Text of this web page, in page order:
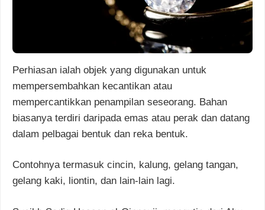
Perhiasan ialah objek yang digunakan untuk
mempersembahkan kecantikan atau
mempercantikkan penampilan seseorang. Bahan
biasanya terdiri daripada emas atau perak dan datang
dalam pelbagai bentuk dan reka bentuk.
Contohnya termasuk cincin, kalung, gelang tangan,
gelang kaki, liontin, dan lain-lain lagi.